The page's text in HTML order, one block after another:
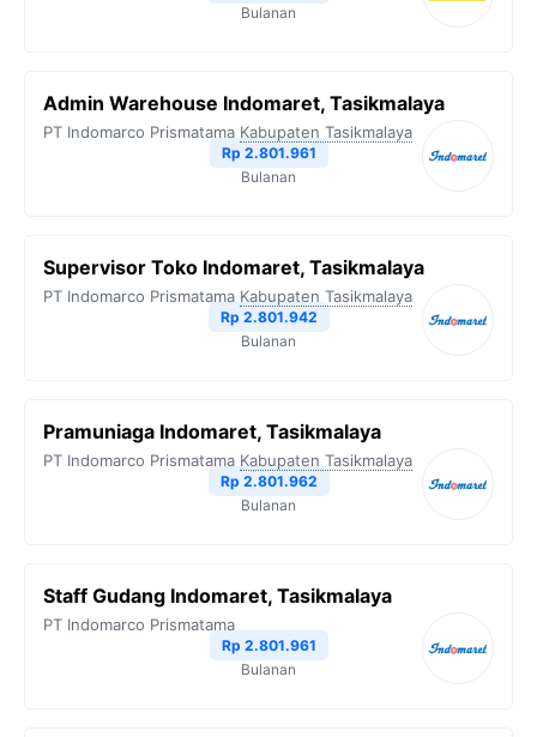
Bulanan
Admin Warehouse Indomaret, Tasikmalaya
PT Indomarco Prismatama Kabupaten Tasikmalaya
Rp 2.801.961
Bulanan
Supervisor Toko Indomaret, Tasikmalaya
PT Indomarco Prismatama Kabupaten Tasikmalaya
Rp 2.801.942
Bulanan
Pramuniaga Indomaret, Tasikmalaya
PT Indomarco Prismatama Kabupaten Tasikmalaya
Rp 2.801.962
Bulanan
Staff Gudang Indomaret, Tasikmalaya
PT Indomarco Prismatama
Rp 2.801.961
Bulanan